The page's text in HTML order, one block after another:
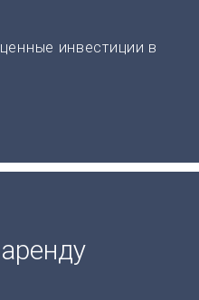
инвестиции в